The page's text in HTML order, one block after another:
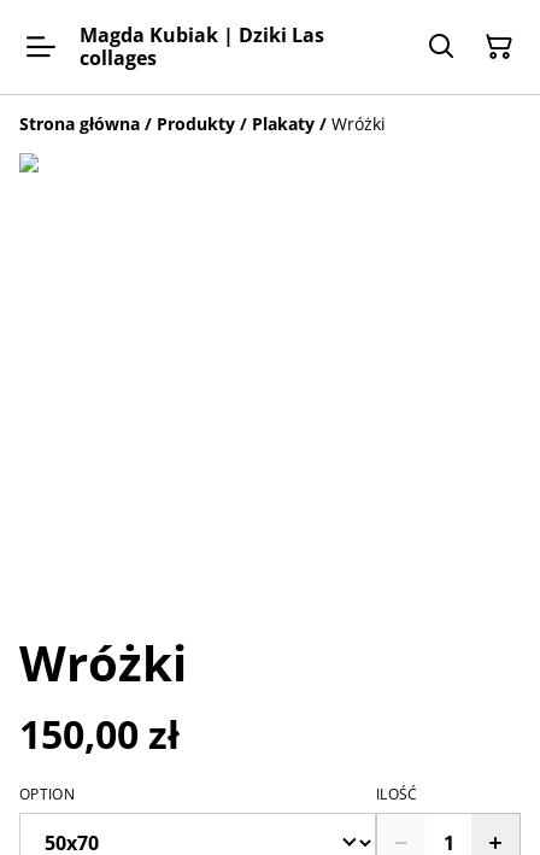
Magda Kubiak | Dziki Las
collages
Strona główna / Produkty / Plakaty / Wróżki
Wróżki
150,00 zł
OPTION ILOŚĆ